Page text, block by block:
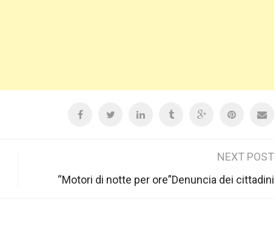
NEXT POST
“Motori di notte per ore”Denuncia dei cittadini